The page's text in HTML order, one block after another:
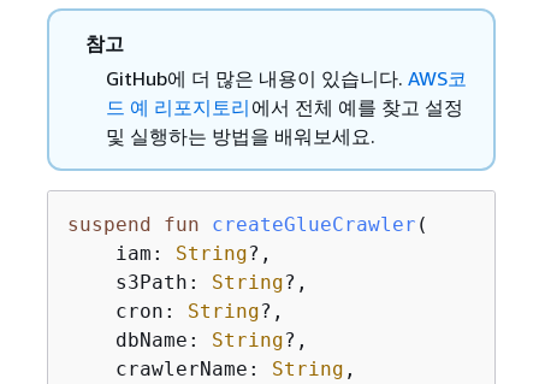
참고
GitHub에 더 많은 내용이 있습니다. AWS코
드 예 리포지토리 에서 전체 예를 찾고 설정
및 실행하는 방법을 배워보세요.
suspend fun createGlueCrawler (
    iam:
String?,
    s3Path:
String?,
    cron:
String?,
    dbName:
String?,
    crawlerName:
String ,